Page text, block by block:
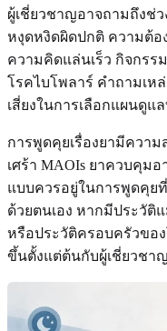
ผู้เชี่ยวชาญอาจถามถึงช่
หงุดหงิดผิดปกติ ความต้
ความคิดแล่นเร็ว กิจกรร
โรคไบโพลาร์ คำถามเห
เสี่ยงในการเลือกแผนดู
การพูดคุยเรื่องยามีควา
เศร้า MAOIs ยาควบคุม
แบบควรอยู่ในการพูดคุย
ด้วยตนเอง หากมีประวัติ
หรือประวัติครอบครัวขอ
ขึ้นตั้งแต่ต้นกับผู้เชี่ยวช